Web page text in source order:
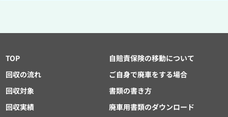
TOP
回収の流れ
回収対象
回収実績
自賠責保険の移動について
ご自身で廃車をする場合
書類の書き方
廃車用書類のダウンロード